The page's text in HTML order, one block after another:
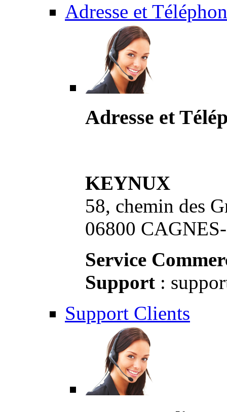
Adresse et
Adresse et
KEYNUX
58, chemin des
06800
Service
Support :
Support Clients